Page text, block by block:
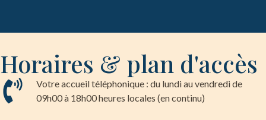
Horaires & plan d'accès
Votre accueil téléphonique : du lundi au vendredi de
09h00 à 18h00 heures locales (en continu)